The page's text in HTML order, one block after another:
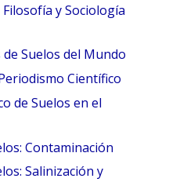
y Sociología
Suelos del Mundo
Científico
de Suelos en el
Contaminación
Salinización y